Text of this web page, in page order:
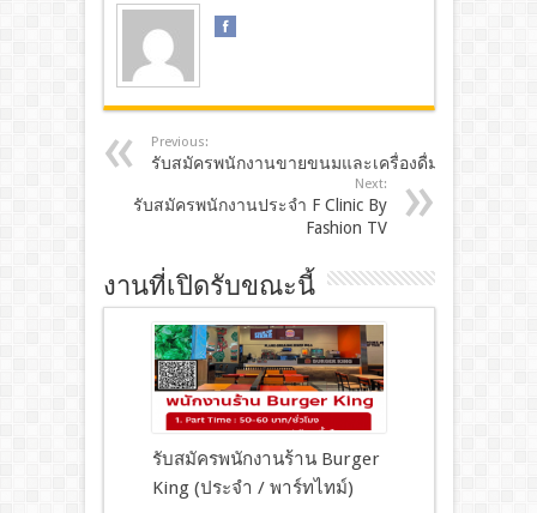
Previous:
รับสมัครพนักงานขายขนมและเครื่องดื่ม
Next:
รับสมัครพนักงานประจำ F Clinic By
Fashion TV
งานที่เปิดรับขณะนี้
รับสมัครพนักงานร้าน Burger
King (ประจำ / พาร์ทไทม์)